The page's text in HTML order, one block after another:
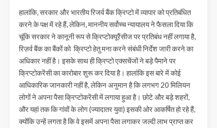
हालांकि, सरकार और भारतीय रिजर्व बैंक क्रिप्टो में व्यापार को प्रतिबंधित
करने के पक्ष में रहे हैं, लेकिन, माननीय सर्वोच्च न्यायालय ने फैसला दिया कि
चूंकि सरकार ने कानूनी रूप से क्रिप्टोक्यूरैंसीज पर प्रतिबंध नहीं लगाया है,
रिज़र्व बैंक का बैंकों को क्रिप्टो हेतु मना करने संबंधी निर्देश जारी करने का
अधिकार नहीं है। इसके साथ ही क्रिप्टो एक्सचेंजों ने बड़े पैमाने पर
क्रिप्टोकरेंसी का कारोबार शुरू कर दिया है। हालांकि इस बारे में कोई
आधिकारिक जानकारी नहीं है, लेकिन अनुमान है कि लगभग 20 मिलियन
लोगों ने अपना पैसा क्रिप्टोकरेंसी में लगाया हुआ है। छोटे और बड़े शहरों,
और यहां तक कि गांवों के लोग (ज्यादातर युवा) इसकी ओर आकर्षित हो रहे हैं,
क्योंकि उन्हें लगता है कि वे इसमें अपना पैसा लगाकर जल्दी लाभ प्राप्त कर